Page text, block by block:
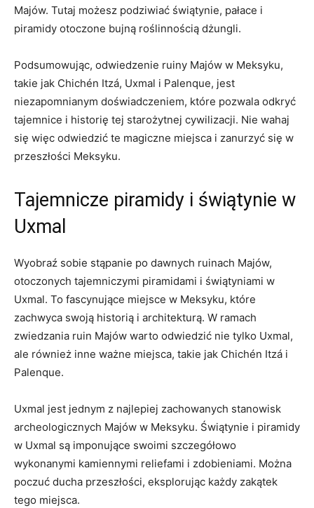
Majów. Tutaj możesz podziwiać świątynie, pałace i
piramidy otoczone bujną roślinnością dżungli.
Podsumowując, odwiedzenie ruiny Majów w Meksyku,
takie jak Chichén Itzá, Uxmal i ⁤Palenque, jest
niezapomnianym ​doświadczeniem, które pozwala ⁢odkryć
tajemnice i historię tej starożytnej cywilizacji.‌ Nie wahaj
się więc​ odwiedzić te magiczne miejsca i zanurzyć się w‌
przeszłości Meksyku.
Tajemnicze piramidy i świątynie w
Uxmal
Wyobraź sobie stąpanie po dawnych ruinach Majów,
otoczonych tajemniczymi piramidami⁤ i świątyniami⁢ w
Uxmal. To fascynujące miejsce w Meksyku, które⁣
zachwyca swoją historią i architekturą. W ramach
zwiedzania ruin Majów warto odwiedzić nie tylko Uxmal,
ale również inne ważne miejsca,‌ takie jak Chichén Itzá ‌i
Palenque.
Uxmal jest jednym z najlepiej zachowanych stanowisk
⁢archeologicznych Majów‍ w Meksyku. Świątynie i piramidy
w Uxmal są imponujące swoimi ​szczegółowo
wykonanymi kamiennymi reliefami i zdobieniami. Można
poczuć ducha przeszłości, eksplorując każdy zakątek
tego‌ miejsca.